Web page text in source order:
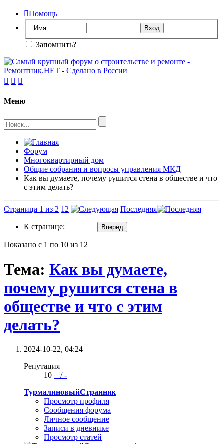
Помощь
Запомнить?
  
Меню
Форум
Многоквартирный дом
Общие собрания и вопросы управления МКД
Как вы думаете, почему рушится стена в обществе и что
с этим делать?
Страница 1 из 2 1 2 Последняя
К странице:
Показано с 1 по 10 из 12
Тема: Как вы думаете,
почему рушится стена в
обществе и что с этим
делать?
2024-10-22, 04:24
Репутация
10 + /-
ТурмалиновыйСтранник
Просмотр профиля
Сообщения форума
Личное сообщение
Записи в дневнике
Просмотр статей